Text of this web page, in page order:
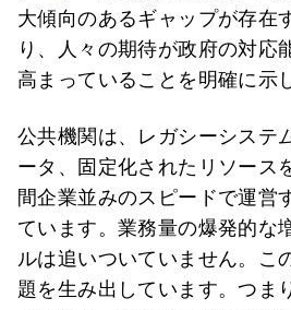
大傾向のあるギャップが存在
り、人々の期待が政府の対応
高まっていることを明確に示
公共機関は、レガシーシステ
ータ、固定化されたリソース
間企業並みのスピードで運営
ています。業務量の爆発的な
ルは追いついていません。こ
題を生み出しています。つま